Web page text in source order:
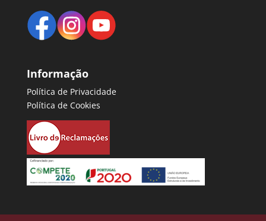
Informação
Política de Privacidade
Política de Cookies